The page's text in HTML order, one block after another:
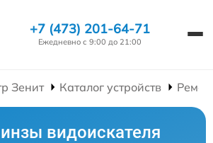
+7 (473) 201-64-71
Ежедневно с 9:00 до 21:00
Зенит Каталог устройств
видоискателя